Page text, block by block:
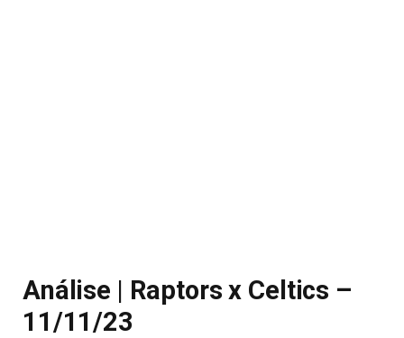
Análise | Raptors x Celtics –
11/11/23